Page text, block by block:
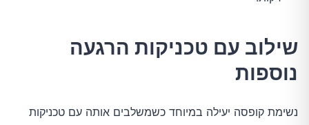
שילוב עם טכניקות הרגעה
נוספות
נשימת קופסה יעילה במיוחד כשמשלבים אותה עם טכניקות